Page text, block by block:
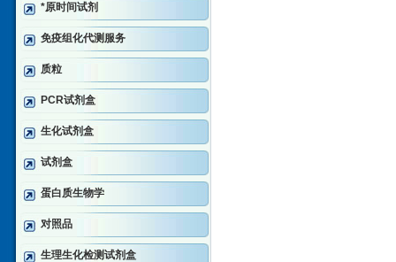
*原时间试剂
免疫组化代测服务
质粒
PCR试剂盒
生化试剂盒
试剂盒
蛋白质生物学
对照品
生理生化检测试剂盒